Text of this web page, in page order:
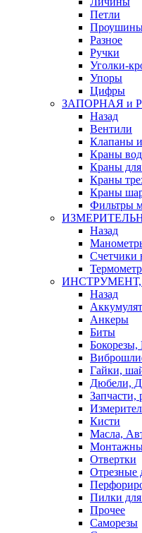
Петли
Разное
Ручки
Уголки-
Упоры
Цифры
ЗАПОРНАЯ и
Назад
Вентили
Клапаны
Краны
Краны
Краны
Краны
Фильтры
Назад
Счетчики
Назад
Анкеры
Биты
Гайки,
Дюбели,
Запчасти,
Кисти
Масла,
Отвертки
Отрезные
Пилки для
Прочее
Саморезы